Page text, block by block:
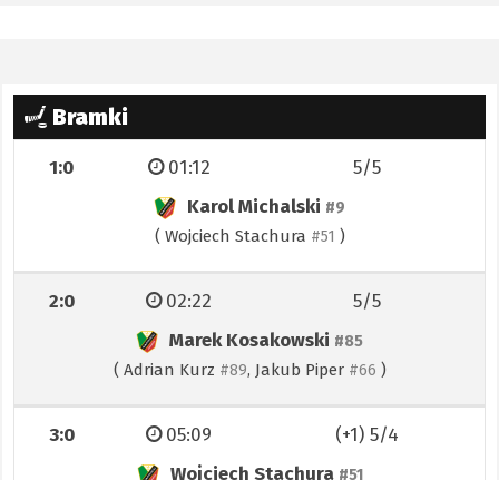
Bramki
1:0
Karol Michalski #9
( Wojciech Stachura #51 )
5/5
01:12
2:0
Marek Kosakowski #85
( Adrian Kurz #89, Jakub Piper #66 )
5/5
02:22
3:0
Wojciech Stachura #51
(+1) 5/4
05:09